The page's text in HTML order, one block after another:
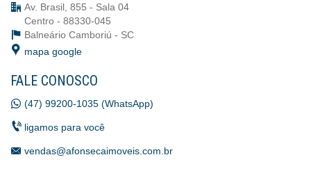
Av. Brasil, 855 - Sala 04
Centro - 88330-045
Balneário Camboriú - SC
mapa google
FALE CONOSCO
(47) 99200-1035 (WhatsApp)
ligamos para você
vendas@afonsecaimoveis.com.br